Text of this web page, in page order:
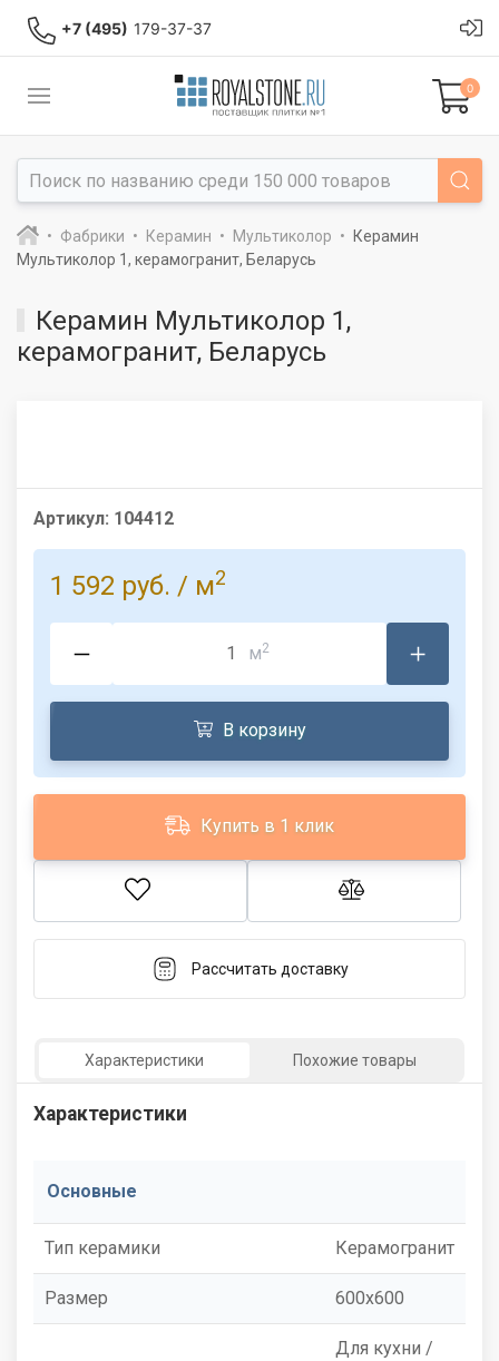
+7 (495) 179-37-37
0
Фабрики Керамин Мультиколор
Керамин
Мультиколор 1, керамогранит, Беларусь
Керамин Мультиколор 1,
керамогранит, Беларусь
Артикул: 104412
1 592 руб. / м2
м2
В корзину
Купить в 1 клик
Рассчитать доставку
Характеристики Похожие товары
Характеристики
Основные
Тип керамики Керамогранит
Размер 600x600
Для кухни /